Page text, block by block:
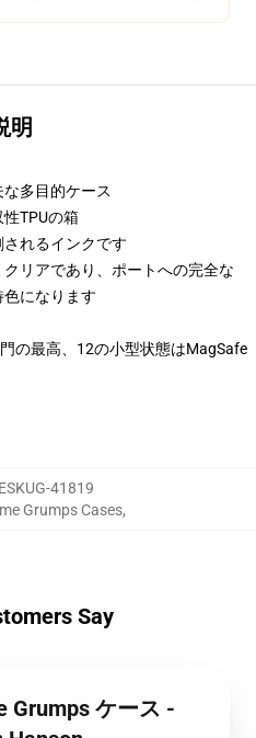
明
多目的ケース
TPUの箱
れるインクです
リアであり、ポートへの完全な
になります
の最高、12の小型状態はMagSafe
41819
Grumps Cases,
Say
Grumps ケース -